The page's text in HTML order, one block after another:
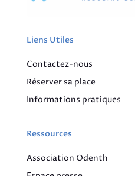
Liens Utiles
Contactez-nous
Réserver sa place
Informations pratiques
Ressources
Association Odenth